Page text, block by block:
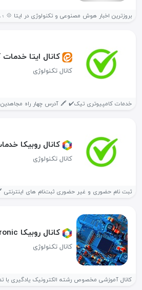
بروزترین اخبار هوش مصنوعی و تکنولوژی در ایتا 💠
کانال ایتا
کانال تکنولوژی
خدمات کامپیوتری تیک✔️ 🖍 آدرس چهار راه
کانال روبیکا
کانال تکنولوژی
ثبت نام حضوری و غیر حضوری ثبت‌نام های
کانال روبیکا Picotronic
کانال تکنولوژی
کانال آموزشی مخصوص رشته الکترونیک یادگیری با